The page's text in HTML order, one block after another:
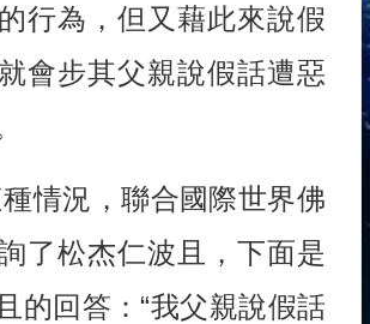
行為，但又藉此來說假
會步其父親說假話遭惡
情況，聯合國際世界佛
了松杰仁波且，下面是
的回答：“我父親說假話